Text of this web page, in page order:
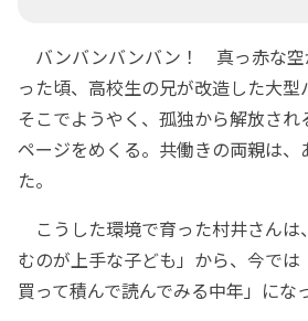
バンバンバンバン！ 真っ赤な空
った頃、高校生の兄が改造した大型
そこでようやく、孤独から解放さ
ページをめくる。共働きの両親は、
た。
こうした環境で育った村井さんは
むのが上手な子ども」から、今では
買って積んで読んでみる中年」にな